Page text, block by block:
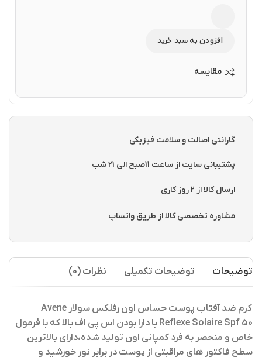
افزودن به سبد خرید
مقایسه
گارانتی اصالت و سلامت فیزیکی
پشتیبانی سایت از ساعت 11صبح الی 21 شب
ارسال کالا از 2 روز کاری
مشاوره تخصصی کالا از طریق واتساپ
توضیحات توضیحات تکمیلی نظرات (0)
کرم ضد آفتاب پوست حساس اون رفلکس سولار Avene
Reflexe Solaire Spf 50 با دارا بودن اس پی اف بالا که با فرمول
خاص و منحصر به فرد کمپانی اون تولید شده،دارای بالاترین
سطح فاکتور های مراقبتی از پوست در برابر نور خورشید و